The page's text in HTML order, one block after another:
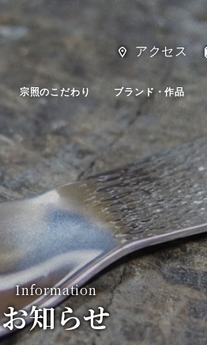
アクセス
宗照のこだわり ブランド・作品
Information
お知らせ